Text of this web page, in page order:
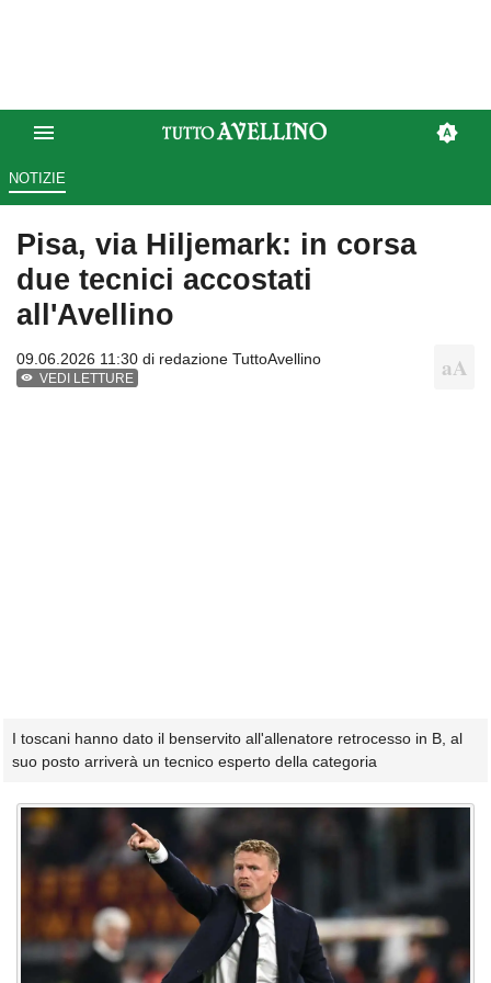
NOTIZIE
Pisa, via Hiljemark: in corsa
due tecnici accostati
all'Avellino
09.06.2026 11:30 di redazione TuttoAvellino
VEDI LETTURE
I toscani hanno dato il benservito all'allenatore retrocesso in B, al
suo posto arriverà un tecnico esperto della categoria